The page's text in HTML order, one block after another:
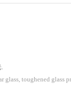
.
glass, toughened glass